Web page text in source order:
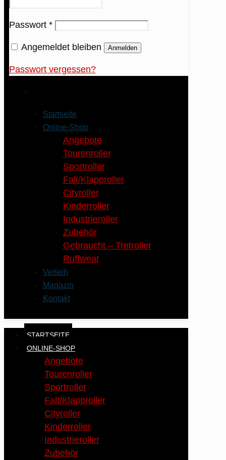
Passwort *
Angemeldet bleiben Anmelden
Passwort vergessen?
Startseite
Online-Shop
Angebote
Tourenroller
Sportroller
Falt/Klapproller
Cityroller
Kinderroller
Industrieroller
Zubehör
Gebraucht – Tretroller
Ruffwear
Verleih
Magazin
Kontakt
STARTSEITE
ONLINE-SHOP
Angebote
Tourenroller
Sportroller
Falt/Klapproller
Cityroller
Kinderroller
Industrieroller
Zubehör